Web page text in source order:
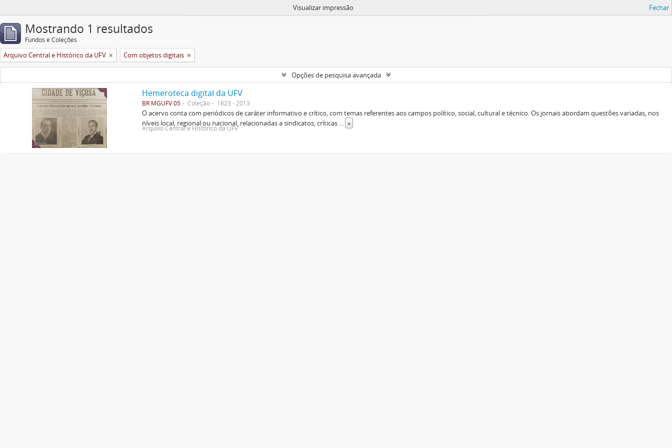
Visualizar impressão Fechar
Mostrando 1 resultados
Fundos e Coleções
Arquivo Central e Histórico da UFV Com objetos digitais
Opções de pesquisa avançada
Hemeroteca digital da UFV
BR MGUFV 05 Coleção 1823 - 2013
O acervo conta com periódicos de caráter informativo e crítico, com temas referentes aos campos político, social, cultural e técnico. Os jornais abordam questões variadas, nos
níveis local, regional ou nacional, relacionadas a sindicatos, críticas ... »
Arquivo Central e Histórico da UFV